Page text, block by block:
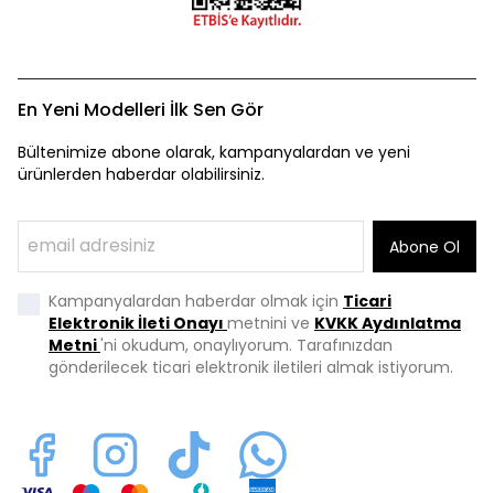
En Yeni Modelleri İlk Sen Gör
Bültenimize abone olarak, kampanyalardan ve yeni
ürünlerden haberdar olabilirsiniz.
Abone Ol
Kampanyalardan haberdar olmak için Ticari
Elektronik İleti Onayı metnini ve KVKK Aydınlatma
Metni'ni okudum, onaylıyorum. Tarafınızdan
gönderilecek ticari elektronik iletileri almak istiyorum.